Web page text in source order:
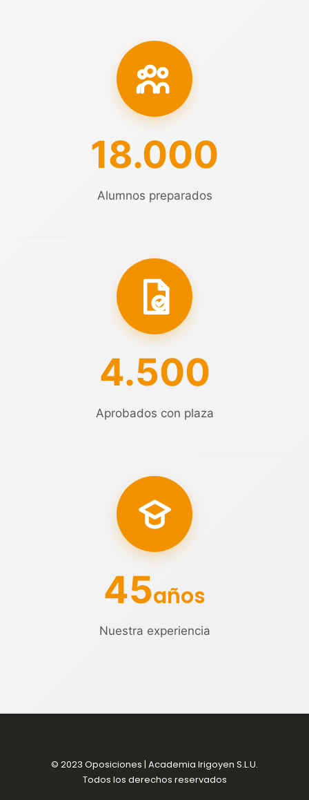
18.000
Alumnos preparados
4.500
Aprobados con plaza
45años
Nuestra experiencia
© 2023 Oposiciones | Academia Irigoyen S.L.U.
Todos los derechos reservados